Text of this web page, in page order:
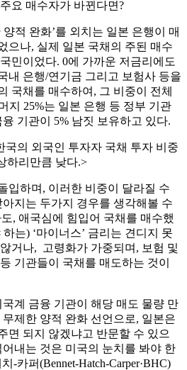
요 매수자가 바뀐다면?
적 완화’를 외치는 일본 은행이 매
으나, 실제 일본 국채의 주된 매수
민이었다. 0에 가까운 저금리에도
내 은행/연기금 그리고 보험사 등을
국채를 매수하여, 그 비중이 전체
지 25%는 일본 은행 등 정부 기관
기관이 5% 남짓 보유하고 있다.
국의 외국인 투자자 국채 투자 비중
하리만큼 낮다.>
입하며, 이러한 비중이 달라질 수
지는 두가지 경우를 생각해볼 수
, 애국심에 힘입어 국채를 매수했
는) ‘마이너스’ 금리는 견디지 못
거나, 고령화가 가중되며, 보험 및
기관들이 국채를 매도하는 것이
계 금융 기관이 해당 매도 물량 만
제한 양적 완화 선언으로, 일본은
면 되지 않겠냐고 반문할 수 있으
내는 것은 미국의 눈치를 봐야 한
-카퍼(Bennet-Hatch-Carper·BHC)